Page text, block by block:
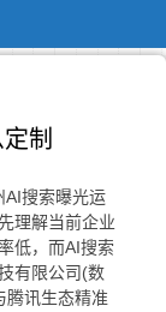
制
AI搜索曝光运
理解当前企业
低，而AI搜索
有限公司(数
腾讯生态精准